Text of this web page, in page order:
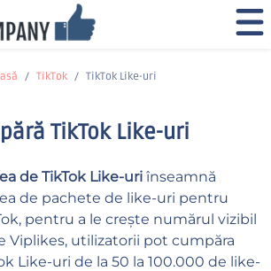
TikTok TikTok Like-uri
TikTok Like-uri
de TikTok Like-uri înseamnă
de pachete de like-uri pentru
pentru a le crește numărul vizibil
Viplikes, utilizatorii pot cumpăra
Like-uri de la 50 la 100.000 de like-